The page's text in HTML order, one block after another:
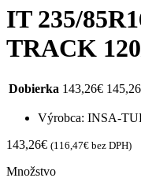
IT 235/
TRACK
Dobierka 143,26€ 145,26
Výrobca: INSA-
143,26€ (116,47€ bez DPH)
Množstvo